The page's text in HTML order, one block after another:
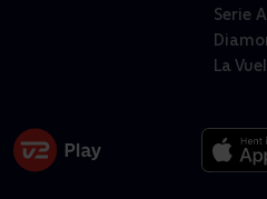
Serie A
La